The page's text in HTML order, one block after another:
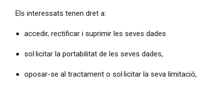
Els interessats tenen dret a:
accedir, rectificar i suprimir les seves dades
sol·licitar la portabilitat de les seves dades,
oposar-se al tractament o sol·licitar la seva limitació,